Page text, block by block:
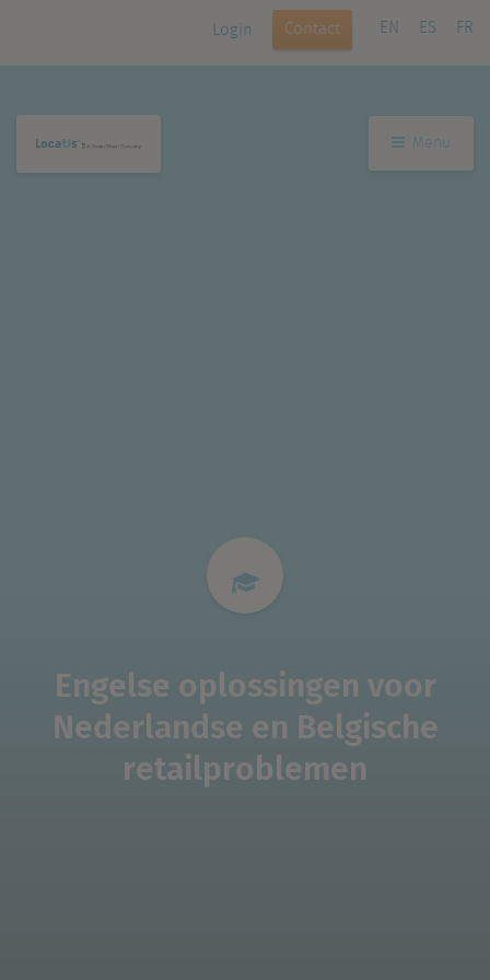
Login Contact EN ES FR
Menu
Engelse oplossingen voor
Nederlandse en Belgische
retailproblemen